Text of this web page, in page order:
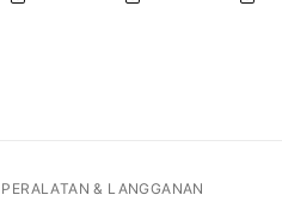
PERALATAN & LANGGANAN